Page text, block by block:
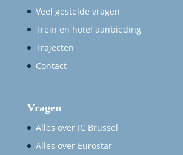
Veel gestelde vragen
Trein en hotel aanbieding
Trajecten
Contact
Vragen
Alles over IC Brussel
Alles over Eurostar